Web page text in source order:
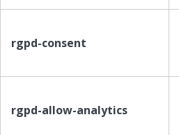
rgpd-consent
rgpd-allow-analytics